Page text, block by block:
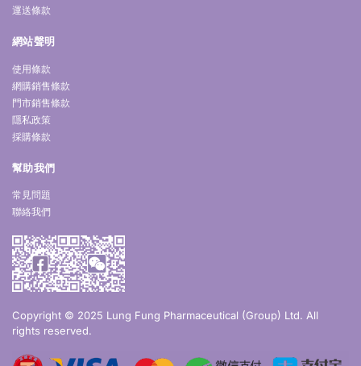
運送條款
網站聲明
使用條款
網購銷售條款
門市銷售條款
隱私政策
採購條款
幫助我們
常見問題
聯絡我們
Copyright © 2025 Lung Fung Pharmaceutical (Group) Ltd. All
rights reserved.